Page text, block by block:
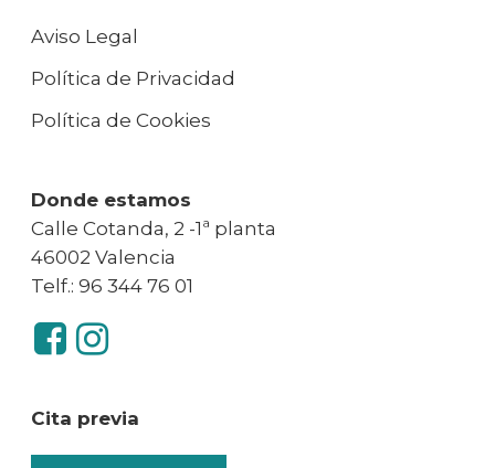
Aviso Legal
Política de Privacidad
Política de Cookies
Donde estamos
Calle Cotanda, 2 -1ª planta
46002 Valencia
Telf.: 96 344 76 01
Cita previa